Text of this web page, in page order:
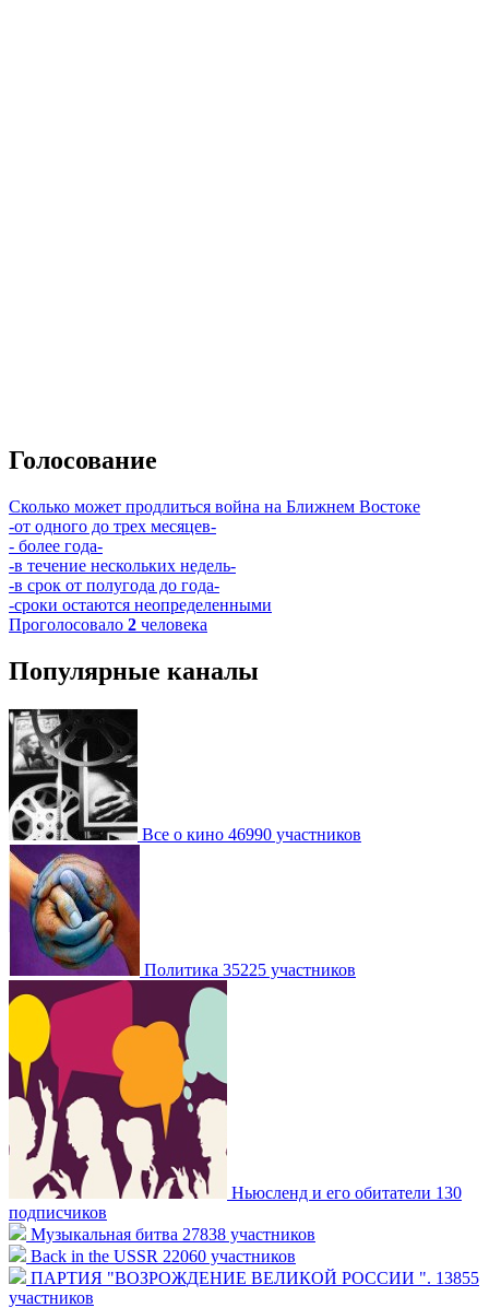
Голосование
Сколько может продлиться война на Ближнем Востоке
-от одного до трех месяцев-
- более года-
-в течение нескольких недель-
-в срок от полугода до года-
-сроки остаются неопределенными
Проголосовало 2 человека
Популярные каналы
Все о кино 46990 участников
Политика 35225 участников
Ньюсленд и его обитатели 130
подписчиков
Музыкальная битва 27838 участников
Back in the USSR 22060 участников
ПАРТИЯ "ВОЗРОЖДЕНИЕ ВЕЛИКОЙ РОССИИ ". 13855
участников